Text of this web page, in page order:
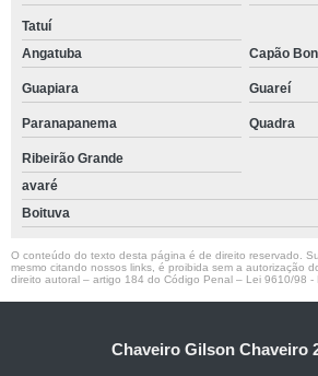
Tatuí
Angatuba
Capão
Guapiara Guareí
Paranapanema Quadra
Ribeirão Grande
avaré
Boituva
O conteúdo do texto desta página é de direito reservado.
mesmo citando nossos links, é proibida sem a autorização
direito autoral – artigo 184 do Código Penal – Lei 9610/98 -
Chaveiro Gilson Chaveiro